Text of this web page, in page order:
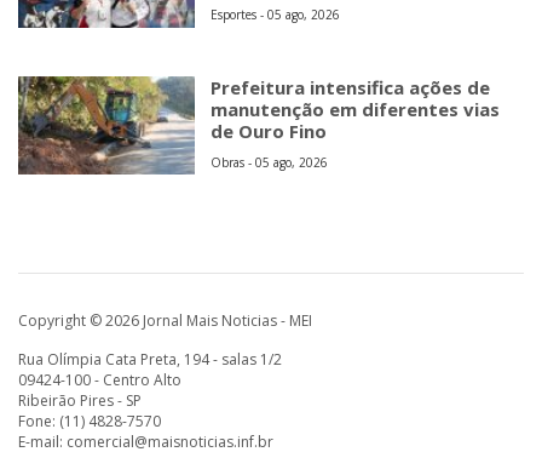
Esportes - 05 ago, 2026
Prefeitura intensifica ações de
manutenção em diferentes vias
de Ouro Fino
Obras - 05 ago, 2026
Copyright © 2026 Jornal Mais Noticias - MEI
Rua Olímpia Cata Preta, 194 - salas 1/2
09424-100 - Centro Alto
Ribeirão Pires - SP
Fone: (11) 4828-7570
E-mail: comercial@maisnoticias.inf.br